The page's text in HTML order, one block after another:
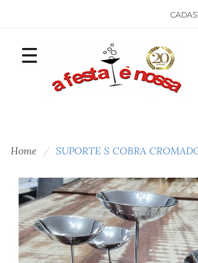
Home SUPORTE S COBRA